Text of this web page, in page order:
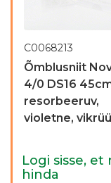
C0068213
Õmblusniit
4/0 DS16
resorbeeruv,
violetne,
Logi sisse, et
hinda